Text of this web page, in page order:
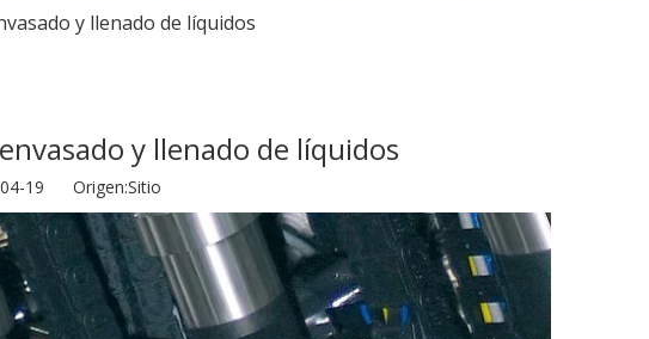
y llenado de líquidos
y llenado de líquidos
04-19 Origen:Sitio